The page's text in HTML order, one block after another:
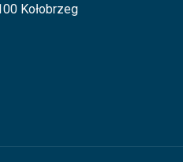
Kołobrzeg